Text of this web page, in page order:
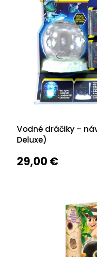
Vodné dráčiky –
Deluxe)
29,00 €